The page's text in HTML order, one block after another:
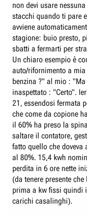
non devi usare
stacchi quando ti pare
avviene
stagione: buio presto,
sbatti a fermarti per
Un chiaro esempio è
auto/rifornimento a
benzina ?" al mio :
inaspettato : "Certo".
21, essendosi fermata
che come da copione
il 60% ha preso la
saltare il contatore,
fatto quello che
al 80%. 15,4 kwh
perdita in 6 ore nette
(da tenere presente
prima a kw fissi quindi
carichi casalinghi).